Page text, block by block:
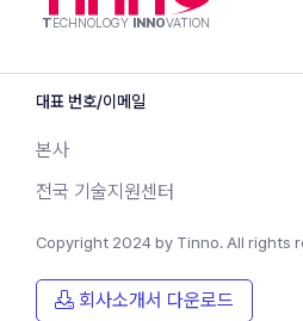
T ECHNOLOGY INNOVATION
대표 번호/이메일
본사
전국 기술지원센터
Copyright 2024 by Tinno.All rights
회사소개서 다운로드